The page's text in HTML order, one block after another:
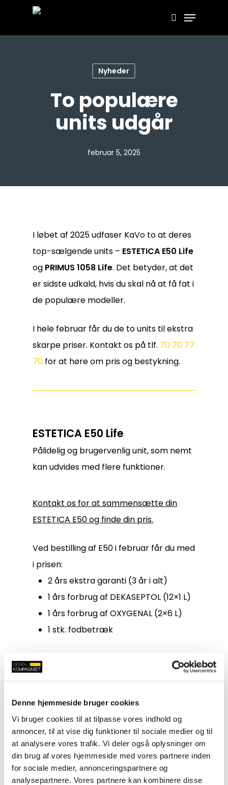
Denne hjemmeside bruger cookies
Vi bruger cookies til at tilpasse vores indhold og
annoncer, til at vise dig funktioner til sociale medier og til
at analysere vores trafik. Vi deler også oplysninger om
din brug af vores hjemmeside med vores partnere inden
for sociale medier, annonceringspartnere og
analysepartnere. Vores partnere kan kombinere disse
search
Menu
Nyheder
To populære
units udgår
februar 5, 2025
I løbet af 2025 udfaser KaVo to at deres
top-sælgende units – ESTETICA E50 Life
og PRIMUS 1058 Life. Det betyder, at det
er sidste udkald, hvis du skal nå at få fat i
de populære modeller.
I hele februar får du de to units til ekstra
skarpe priser. Kontakt os på tlf. 70 70 77
70 for at høre om pris og bestykning.
ESTETICA E50 Life
Pålidelig og brugervenlig unit, som nemt
kan udvides med flere funktioner.
Kontakt os for at sammensætte din
ESTETICA E50 og finde din pris.
Ved bestilling af E50 i februar får du med
i prisen:
2 års ekstra garanti (3 år i alt)
1 års forbrug af DEKASEPTOL (12×1 L)
1 års forbrug af OXYGENAL (2×6 L)
1 stk. fodbetræk
PRIMUS 1058 Life
Ergonomisk og funktionel unit, som er
Kun:159.000,00 DKK
Prisen gælder kun i februar for en
standard bestykning: